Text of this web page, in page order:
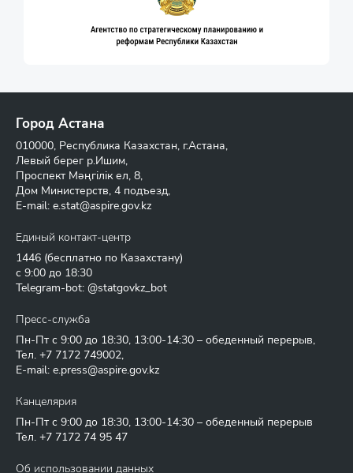
Город Астана
010000, Республика Казахстан, г.Астана,
Левый берег р.Ишим,
Проспект Мәңгілік ел, 8,
Дом Министерств, 4 подъезд,
E-mail: e.stat@aspire.gov.kz
Единый контакт-центр
1446 (бесплатно по Казахстану)
с 9:00 до 18:30
Telegram-bot: @statgovkz_bot
Пресс-служба
Пн-Пт с 9:00 до 18:30, 13:00-14:30 – обеденный перерыв,
Тел. +7 7172 749002,
E-mail: e.press@aspire.gov.kz
Канцелярия
Пн-Пт с 9:00 до 18:30, 13:00-14:30 – обеденный перерыв
Тел. +7 7172 74 95 47
Об использовании данных